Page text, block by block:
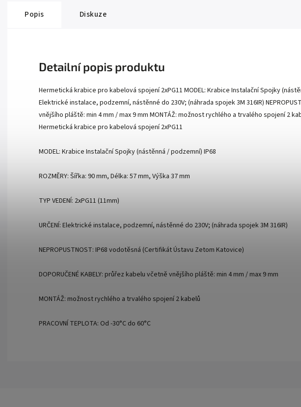
Popis Diskuze
Detailní popis produktu
Hermetická krabice pro kabelová spojení 2xPG11 MODEL: Krabice Instalační Spojky
Elektrické instalace, podzemní, nástěnné do 230V; (náhrada spojek 3M 316IR)
vnějšího pláště: min 4 mm / max 9 mm MONTÁŽ: možnost rychlého a trvalého spojení 2
Hermetická krabice pro kabelová spojení 2xPG11
MODEL: Krabice Instalační Spojky (nástěnná / podzemní) IP68
ROZMĚRY: Šířka: 90 mm, Délka: 57 mm, Výška 37 mm
TYP VEDENÍ: 2xPG11 (11mm)
URČENÍ: Elektrické instalace, podzemní, nástěnné do 230V; (náhrada spojek 3M 316IR)
NEPROPUSTNOST: IP68 vodotěsná (Certifikát Ústavu Zetom Katovice)
DOPORUČENÉ KABELY: průřez kabelu včetně vnějšího pláště: min 4 mm / max 9 mm
MONTÁŽ: možnost rychlého a trvalého spojení 2 kabelů
PRACOVNÍ TEPLOTA: Od -30°C do 60°C